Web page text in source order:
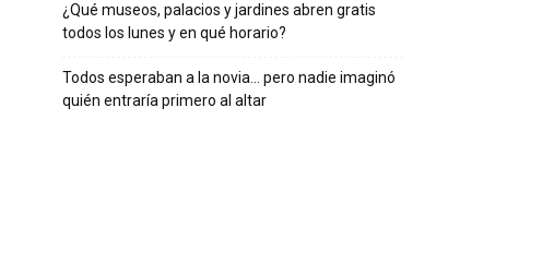
¿Qué museos, palacios y jardines abren gratis
todos los lunes y en qué horario?
Todos esperaban a la novia… pero nadie imaginó
quién entraría primero al altar